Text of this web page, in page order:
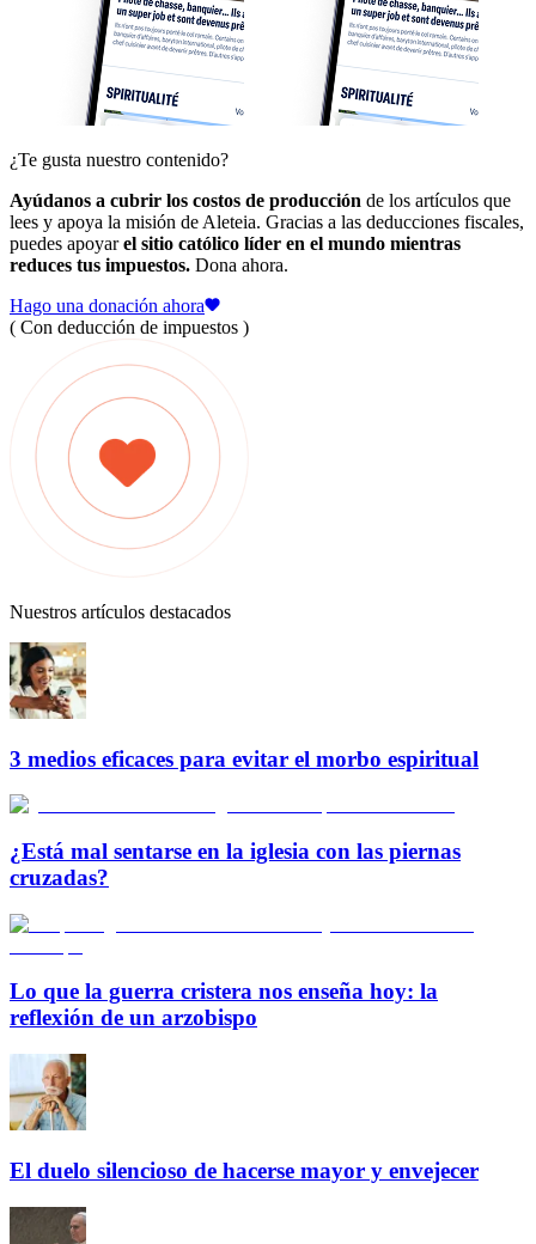
¿Te gusta nuestro contenido?
Ayúdanos a cubrir los costos de producción de los artículos que
lees y apoya la misión de Aleteia. Gracias a las deducciones fiscales,
puedes apoyarel sitio católico líder en el mundo mientras
reduces tus impuestos. Dona ahora.
Hago una donación ahora
( Con deducción de impuestos )
Nuestros artículos destacados
3 medios eficaces para evitar el morbo espiritual
¿Está mal sentarse en la iglesia con las piernas
cruzadas?
Lo que la guerra cristera nos enseña hoy: la
reflexión de un arzobispo
El duelo silencioso de hacerse mayor y envejecer